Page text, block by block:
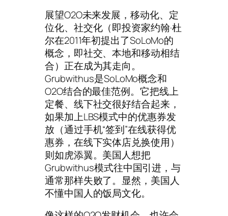
展望O2O未来发展，移动化、定
位化、社交化（即投资家约翰·杜
尔在2011年初提出了SoLoMo的
概念，即社交、本地和移动相结
合）正在成为其走向。
Grubwithus是SoLoMo概念和
O2O结合的最佳范例。它把线上
定餐、线下社交很好结合起来，
如果加上LBS模式中的优惠券发
放（通过手机“签到”在线获得优
惠券，在线下实体店兑换使用）
则如虎添翼。美国人想把
Grubwithus模式往中国引进，与
通常那样失败了。显然，美国人
不懂中国人的饭局文化。